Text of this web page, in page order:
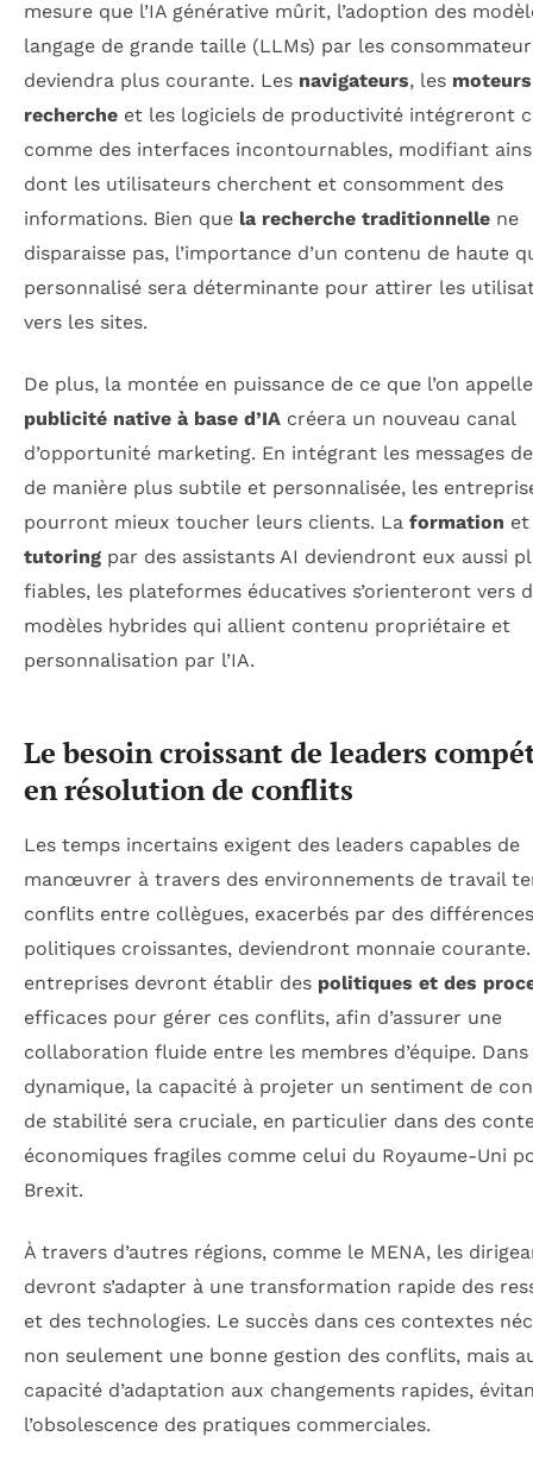
mesure que l’IA générative mûrit, l’adoption des
langage de grande taille (LLMs) par les
deviendra plus courante. Les navigateurs, les
recherche et les logiciels de productivité intégreront
comme des interfaces incontournables, modifiant
dont les utilisateurs cherchent et consomment des
informations. Bien que la recherche traditionnelle ne
disparaisse pas, l’importance d’un contenu de haute
personnalisé sera déterminante pour attirer les
vers les sites.
De plus, la montée en puissance de ce que l’on
publicité native à base d’IA créera un nouveau canal
d’opportunité marketing. En intégrant les messages
de manière plus subtile et personnalisée, les
pourront mieux toucher leurs clients. La formation
tutoring par des assistants AI deviendront eux aussi
fiables, les plateformes éducatives s’orienteront vers
modèles hybrides qui allient contenu propriétaire et
personnalisation par l’IA.
Le besoin croissant de leaders
en résolution de conflits
Les temps incertains exigent des leaders capables de
manœuvrer à travers des environnements de travail
conflits entre collègues, exacerbés par des différences
politiques croissantes, deviendront monnaie
entreprises devront établir des politiques et des
efficaces pour gérer ces conflits, afin d’assurer une
collaboration fluide entre les membres d’équipe.
dynamique, la capacité à projeter un sentiment de
de stabilité sera cruciale, en particulier dans des
économiques fragiles comme celui du Royaume-Uni
Brexit.
À travers d’autres régions, comme le MENA, les
devront s’adapter à une transformation rapide des
et des technologies. Le succès dans ces contextes
non seulement une bonne gestion des conflits, mais
capacité d’adaptation aux changements rapides,
l’obsolescence des pratiques commerciales.